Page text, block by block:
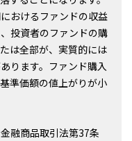
おけるファンドの収益
投資者のファンドの購
は全部が、実質的には
ります。ファンド購入
準価額の値上がりが小
融商品取引法第37条